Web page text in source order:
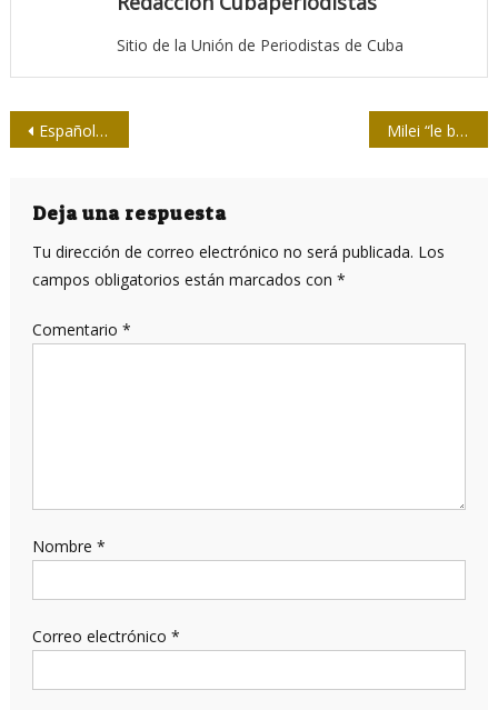
Sitio de la Unión de Periodistas de Cuba
Navegación
entradas
Españoles sobre sus medios: ¿creer o no creer? Milei “le baja el volumen” a la Radio Nacional
Deja una respuesta
Tu dirección de correo electrónico no será publicada. Los
campos obligatorios están marcados con *
Comentario *
Nombre *
Correo electrónico *